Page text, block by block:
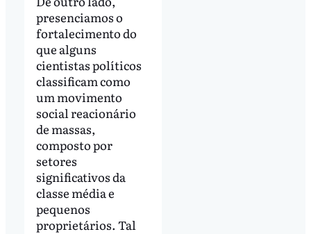
presenciamos o
fortalecimento do
que alguns
cientistas políticos
classificam como
um movimento
social reacionário
de massas,
composto por
setores
significativos da
classe média e
pequenos
proprietários. Tal